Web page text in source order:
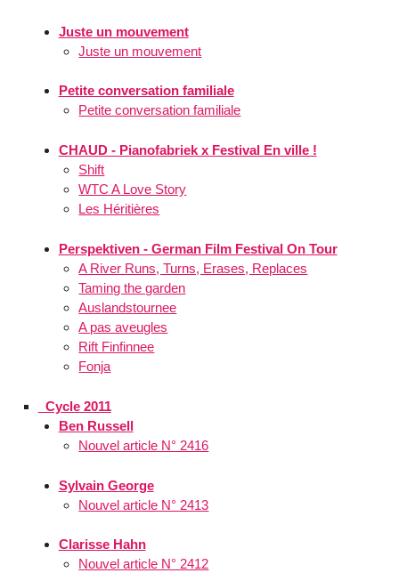
Juste un mouvement
Juste un mouvement
Petite conversation familiale
Petite conversation familiale
CHAUD - Pianofabriek x Festival En ville !
Shift
WTC A Love Story
Les Héritières
Perspektiven - German Film Festival On Tour
A River Runs, Turns, Erases, Replaces
Taming the garden
Auslandstournee
A pas aveugles
Rift Finfinnee
Fonja
_Cycle 2011
Ben Russell
Nouvel article N° 2416
Sylvain George
Nouvel article N° 2413
Clarisse Hahn
Nouvel article N° 2412